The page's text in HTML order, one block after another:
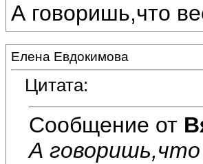
А говоришь,что
Елена Евдокимова
Цитата:
Сообщение от
А